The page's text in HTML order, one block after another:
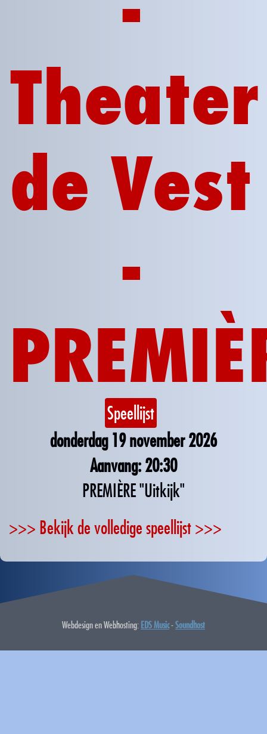
Theater
de Vest
-
Speellijst
donderdag 19 november 2026
20:30
PREMIÈRE "Uitkijk"
>>> Bekijk de volledige speellijst >>>
Webdesign en Webhosting: EDS Music-Soundhost